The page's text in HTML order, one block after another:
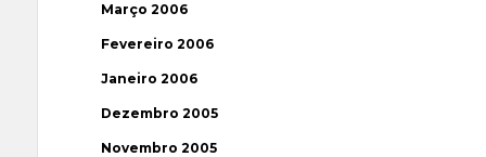
Março 2006
Fevereiro 2006
Janeiro 2006
Dezembro 2005
Novembro 2005